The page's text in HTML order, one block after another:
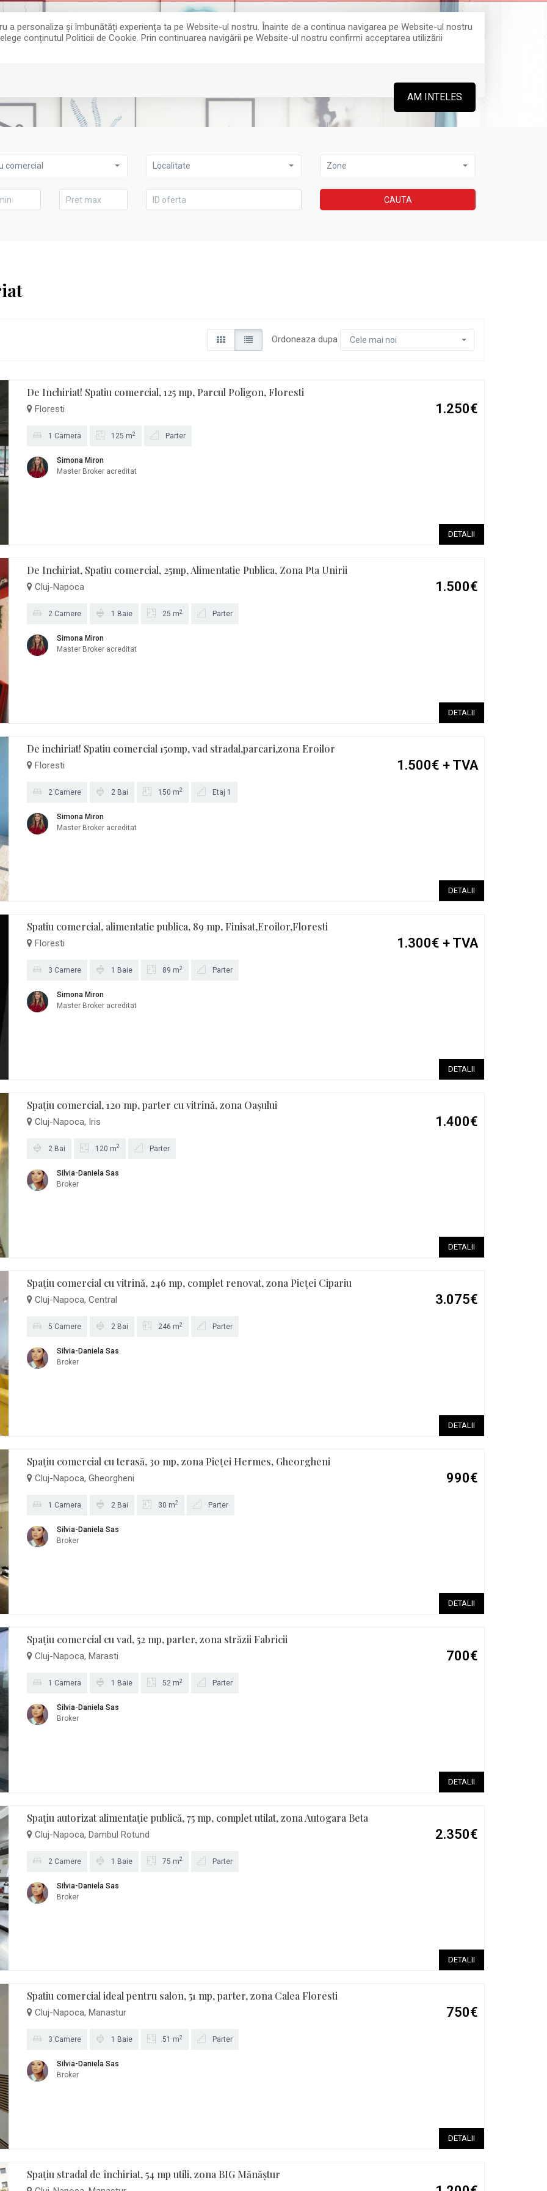
a personaliza și îmbunătăți experiența ta pe Website-ul nostru. Înainte de a continua navigarea pe Website-ul nostru
conținutul Politicii de Cookie. Prin continuarea navigării pe Website-ul nostru confirmi acceptarea utilizării
AM INTELES
0364 808 888
comercial Localitate Zone
Ordoneaza dupa Cele mai noi
De Inchiriat! Spatiu comercial, 125 mp, Parcul Poligon, Floresti
1.250€
Floresti
1 Camera 125 m2 Parter
Simona Miron
Master Broker acreditat
DETALII
De Inchiriat, Spatiu comercial, 25mp, Alimentatie Publica, Zona Pta Unirii
1.500€
Cluj-Napoca
2 Camere 1 Baie 25 m2 Parter
Simona Miron
Master Broker acreditat
DETALII
De inchiriat! Spatiu comercial 150mp, vad stradal,parcari,zona Eroilor
1.500€ + TVA
Floresti
2 Camere 2 Bai 150 m2 Etaj 1
Simona Miron
Master Broker acreditat
DETALII
Spatiu comercial, alimentatie publica, 89 mp, Finisat,Eroilor,Floresti
1.300€ + TVA
Floresti
3 Camere 1 Baie 89 m2 Parter
Simona Miron
Master Broker acreditat
DETALII
Spațiu comercial, 120 mp, parter cu vitrină, zona Oașului
1.400€
Cluj-Napoca, Iris
2 Bai 120 m2 Parter
Silvia-Daniela Sas
Broker
DETALII
Spațiu comercial cu vitrină, 246 mp, complet renovat, zona Pieței Cipariu
3.075€
Cluj-Napoca, Central
5 Camere 2 Bai 246 m2 Parter
Silvia-Daniela Sas
Broker
DETALII
Spațiu comercial cu terasă, 30 mp, zona Pieței Hermes, Gheorgheni
990€
Cluj-Napoca, Gheorgheni
1 Camera 2 Bai 30 m2 Parter
Silvia-Daniela Sas
Broker
DETALII
Spațiu comercial cu vad, 52 mp, parter, zona străzii Fabricii
700€
Cluj-Napoca, Marasti
1 Camera 1 Baie 52 m2 Parter
Silvia-Daniela Sas
Broker
DETALII
Spațiu autorizat alimentație publică, 75 mp, complet utilat, zona Autogara Beta
2.350€
Cluj-Napoca, Dambul Rotund
2 Camere 1 Baie 75 m2 Parter
Silvia-Daniela Sas
Broker
DETALII
Spatiu comercial ideal pentru salon, 51 mp, parter, zona Calea Floresti
750€
Cluj-Napoca, Manastur
3 Camere 1 Baie 51 m2 Parter
Silvia-Daniela Sas
Broker
DETALII
Spațiu stradal de închiriat, 54 mp utili, zona BIG Mănăștur